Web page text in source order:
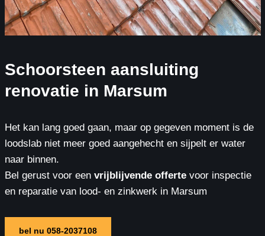
Schoorsteen aansluiting
renovatie in Marsum
Het kan lang goed gaan, maar op gegeven moment is de
loodslab niet meer goed aangehecht en sijpelt er water
naar binnen.
Bel gerust voor eenvrijblijvende offertevoor inspectie
en reparatie van lood- en zinkwerk in Marsum
bel nu 058-2037108